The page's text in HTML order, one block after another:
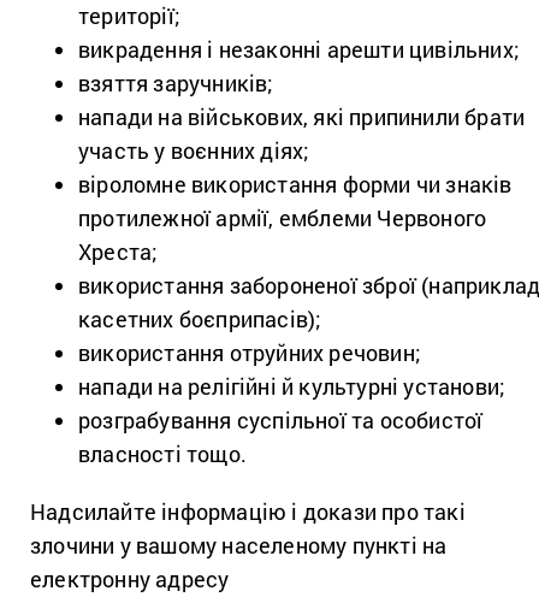
території;
викрадення і незаконні арешти цивільних;
взяття заручників;
напади на військових, які припинили брати
участь у воєнних діях;
віроломне використання форми чи знаків
протилежної армії, емблеми Червоного
Хреста;
використання забороненої зброї
касетних боєприпасів);
використання отруйних речовин;
напади на релігійні й культурні установи;
розграбування суспільної та особистої
власності тощо.
Надсилайте інформацію і докази про такі
злочини у вашому населеному пункті на
електронну адресу